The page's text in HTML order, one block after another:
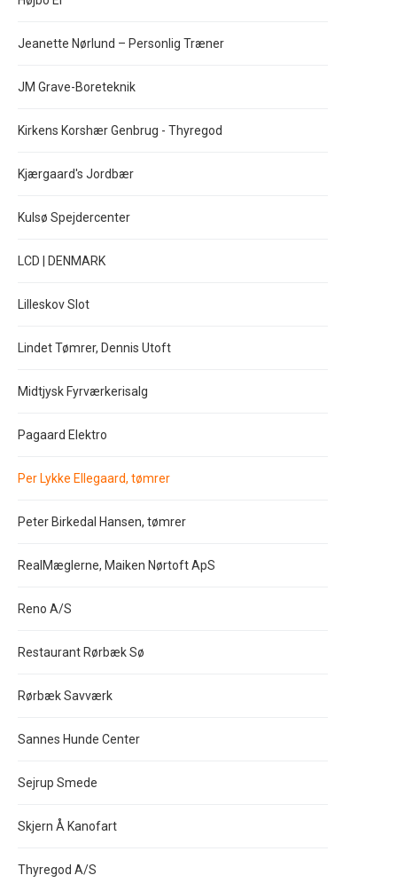
Jeanette Nørlund – Personlig Træner
JM Grave-Boreteknik
Kirkens Korshær Genbrug - Thyregod
Kjærgaard's Jordbær
Kulsø Spejdercenter
LCD | DENMARK
Lilleskov Slot
Lindet Tømrer, Dennis Utoft
Midtjysk Fyrværkerisalg
Pagaard Elektro
Per Lykke Ellegaard, tømrer
Peter Birkedal Hansen, tømrer
RealMæglerne, Maiken Nørtoft ApS
Reno A/S
Restaurant Rørbæk Sø
Rørbæk Savværk
Sannes Hunde Center
Sejrup Smede
Skjern Å Kanofart
Thyregod A/S